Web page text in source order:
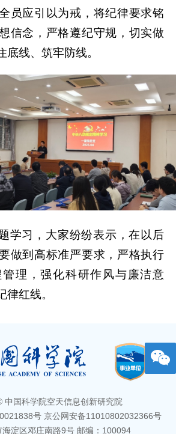
员应引以为戒，将纪律要求铭
信念，严格遵纪守规，切实做
线、筑牢防线。
学习，大家纷纷表示，在以后
做到高标准严要求，严格执行
理，强化科研作风与廉洁意
红线。
中国科学院空天信息创新研究院
号 京公网安备11010802032366号
海淀区邓庄南路9号 邮编：100094